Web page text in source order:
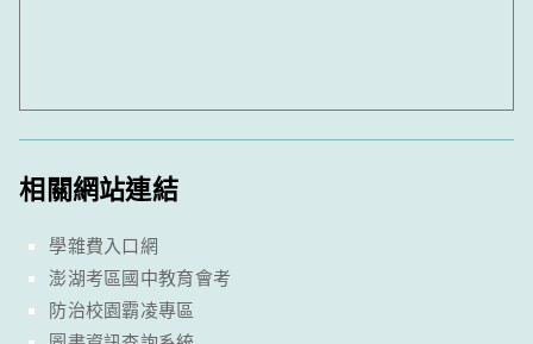
相關網站連結
學雜費入口網
澎湖考區國中教育會考
防治校園霸凌專區